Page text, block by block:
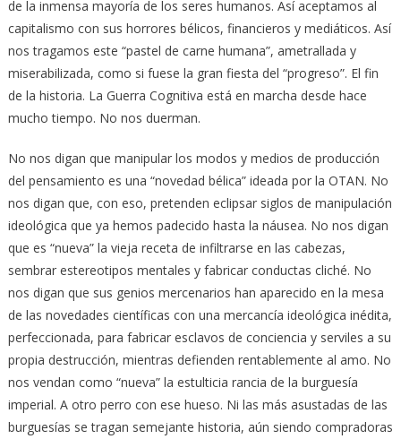
de la inmensa mayoría de los seres humanos. Así aceptamos al
capitalismo con sus horrores bélicos, financieros y mediáticos. Así
nos tragamos este “pastel de carne humana”, ametrallada y
miserabilizada, como si fuese la gran fiesta del “progreso”. El fin
de la historia. La Guerra Cognitiva está en marcha desde hace
mucho tiempo. No nos duerman.
No nos digan que manipular los modos y medios de producción
del pensamiento es una “novedad bélica” ideada por la OTAN. No
nos digan que, con eso, pretenden eclipsar siglos de manipulación
ideológica que ya hemos padecido hasta la náusea. No nos digan
que es “nueva” la vieja receta de infiltrarse en las cabezas,
sembrar estereotipos mentales y fabricar conductas cliché. No
nos digan que sus genios mercenarios han aparecido en la mesa
de las novedades científicas con una mercancía ideológica inédita,
perfeccionada, para fabricar esclavos de conciencia y serviles a su
propia destrucción, mientras defienden rentablemente al amo. No
nos vendan como “nueva” la estulticia rancia de la burguesía
imperial. A otro perro con ese hueso. Ni las más asustadas de las
burguesías se tragan semejante historia, aún siendo compradoras